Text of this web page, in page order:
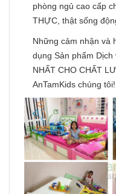
phòng ngủ cao cấp
THỰC, thật sống
Những cảm nhận và
dụng Sản phẩm
NHẤT CHO CHẤT
AnTamKids chúng tôi!